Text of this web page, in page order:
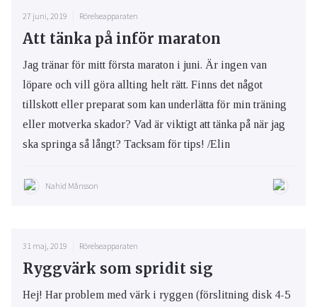
27 juni, 2019 Rörelseapparaten
Att tänka på inför maraton
Jag tränar för mitt första maraton i juni. Är ingen van
löpare och vill göra allting helt rätt. Finns det något
tillskott eller preparat som kan underlätta för min träning
eller motverka skador? Vad är viktigt att tänka på när jag
ska springa så långt? Tacksam för tips! /Elin
Nahid Månsson
31 maj, 2019 Rörelseapparaten
Ryggvärk som spridit sig
Hej! Har problem med värk i ryggen (förslitning disk 4-5